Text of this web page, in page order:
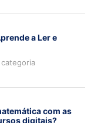
a Ler e
categoria
com as
digitais?